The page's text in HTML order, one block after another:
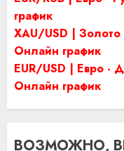
график
XAU/USD |
Онлайн график
EUR/USD | Евро -
Онлайн график
ВОЗМОЖНО,